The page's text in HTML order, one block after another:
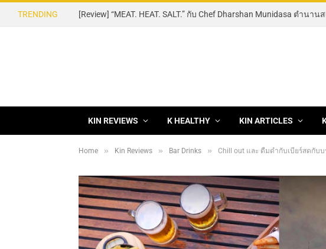
TRENDING
KIN REVIEWS K HEALTHY KIN ARTICLES
Home » Kin Reviews » Bar Drinks » Chill out และ ดื่มด่ำกับเบียร์สดกับบรร